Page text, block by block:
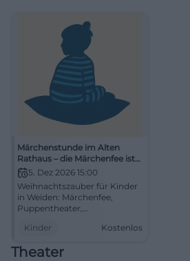
Märchenstunde im Alten
Rathaus – die Märchenfee ist
zu Besuch
5. Dez 2026 15:00
Weihnachtszauber für Kinder
in Weiden: Märchenfee,
Puppentheater,
im Alten Rathaus. Kostenlos
#Advent
Kinder Kostenlos
Theater